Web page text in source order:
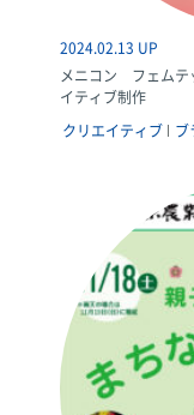
2024.02.13 UP
メニコン フェムテ
イティブ制作
クリエイティブ
ブ